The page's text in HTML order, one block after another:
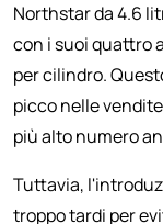
Northstar da 4.6
con i suoi quattro
per cilindro.
picco nelle
più alto numero
Tuttavia,
troppo tardi per